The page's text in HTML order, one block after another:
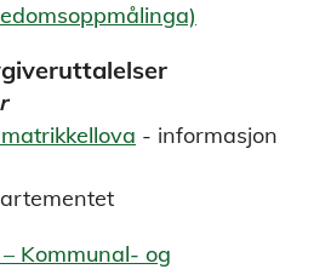
- informasjon
Kommunal- og